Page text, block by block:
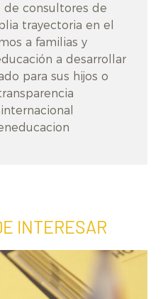
de consultores de
trayectoria en el
a familias y
a desarrollar
para sus hijos o
INTERESAR